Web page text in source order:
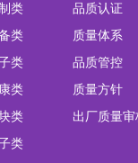
组装车
类
类
类
类
类
类
品质认证
质量体系
品质管控
质量方针
出厂质量审